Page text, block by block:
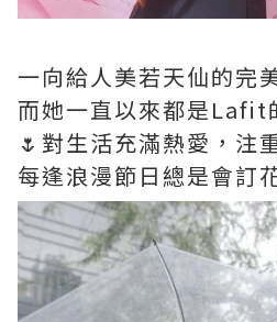
一向給人美若天仙的完
而她一直以來都是Lafit
🌷對生活充滿熱愛，注
每逢浪漫節日總是會訂